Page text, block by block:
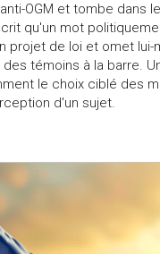
OGM et tombe dans
qu'un mot
projet de loi et omet lui-
témoins à la barre.
le choix ciblé des
d'un sujet.